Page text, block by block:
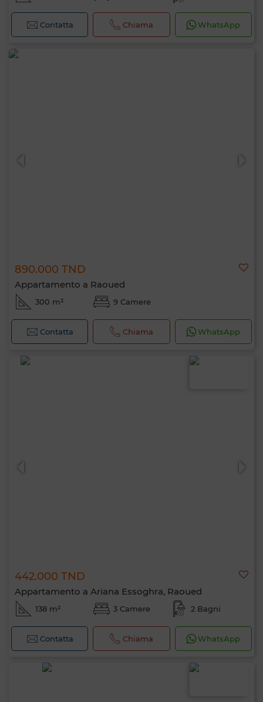
Contatta Chiama WhatsApp
890.000 TND
Appartamento a Raoued
300 m² 9 Camere
Contatta Chiama WhatsApp
442.000 TND
Appartamento a Ariana Essoghra, Raoued
138 m² 3 Camere 2 Bagni
Contatta Chiama WhatsApp